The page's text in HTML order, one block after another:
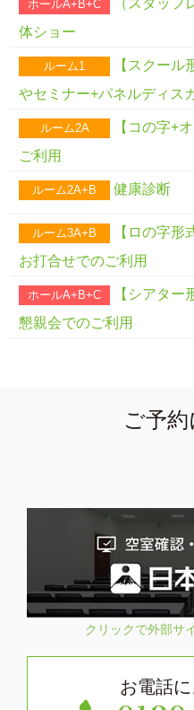
ホールA+B+C
体ショー
ルーム1
【スクー
やセミナー+パネルディス
ルーム2A
【コの字+
ご利用
ルーム2A+B 健康診断
ルーム3A+B
【ロの字
お打合せでのご利用
ホールA+B+C
【シアター
懇親会でのご利用
ご予
クリックで外部サ
お電話